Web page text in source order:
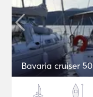
Bavaria cruiser 50